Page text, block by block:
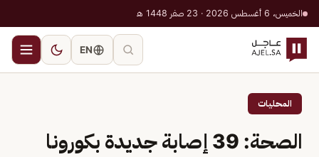
الخميس، 6 أغسطس 2026 · 23 صفر 1448 هـ
EN
المحليات
الصحة: 39 إصابة جديدة بكورونا